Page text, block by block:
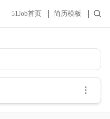
51Job首页 简历模板